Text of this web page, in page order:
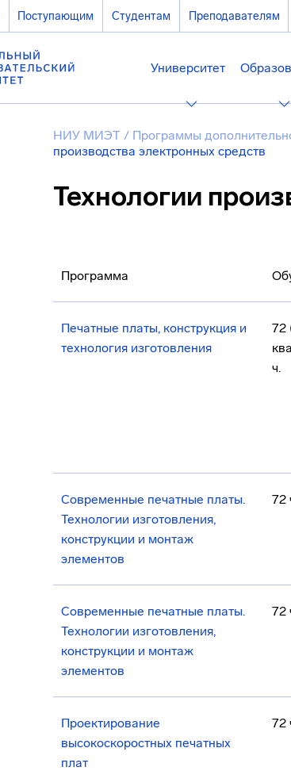
Поступающим Студентам Преподавателям
Университет
НИУ МИЭТ / Программы
производства электронных средств
Технологии
Программа
Печатные платы, конструкция и
технология изготовления
72
ч.
Современные печатные платы.
Технологии изготовления,
конструкции и монтаж
элементов
72
Современные печатные платы.
Технологии изготовления,
конструкции и монтаж
элементов
72
Проектирование
высокоскоростных печатных
плат
72